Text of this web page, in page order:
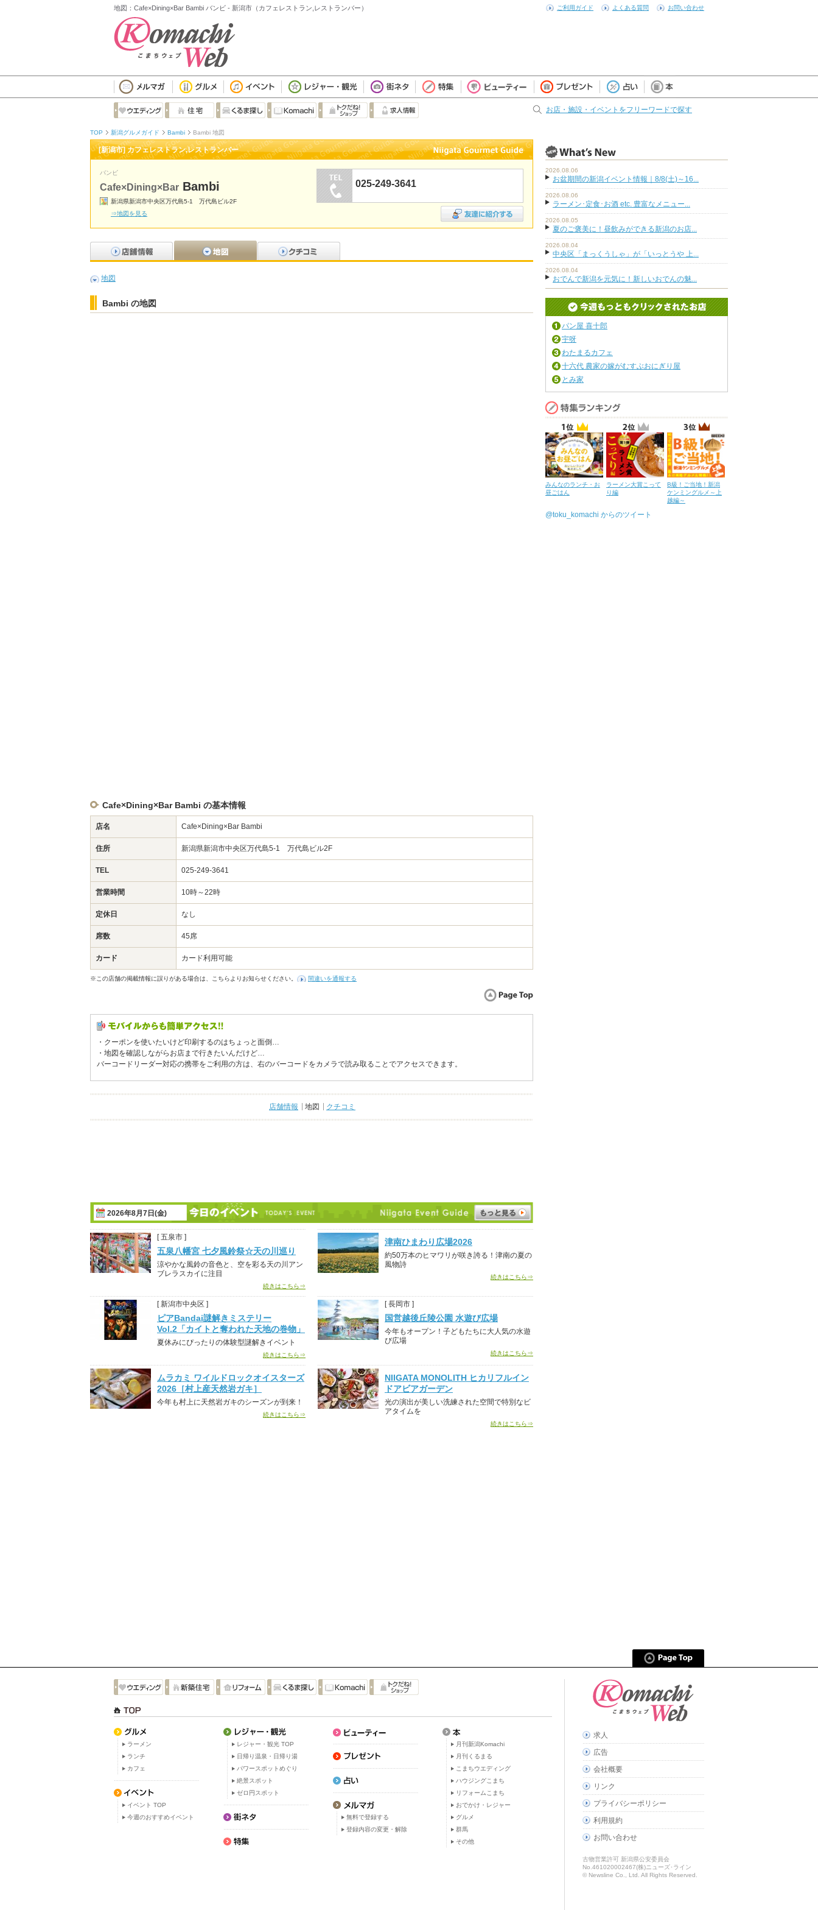
地図：Cafe×Dining×Bar Bambi バンビ - 新潟市（カフェレストラン,レストランバー） ご利用ガイド よくある質問 お問い合わせ
お店・施設・イベントをフリーワードで探す
TOP 新潟グルメガイド Bambi Bambi 地図
[新潟市] カフェレストラン,レストランバー
バンビ
Cafe×Dining×Bar Bambi
新潟県新潟市中央区万代島5-1 万代島ビル2F
⇒地図を見る
025-249-3641
地図
Bambi の地図
Cafe×Dining×Bar Bambi の基本情報
店名 Cafe×Dining×Bar Bambi
住所 新潟県新潟市中央区万代島5-1 万代島ビル2F
TEL 025-249-3641
営業時間 10時～22時
定休日 なし
席数 45席
カード カード利用可能
※この店舗の掲載情報に誤りがある場合は、こちらよりお知らせください。 間違いを通報する
・クーポンを使いたいけど印刷するのはちょっと面倒…
・地図を確認しながらお店まで行きたいんだけど…
バーコードリーダー対応の携帯をご利用の方は、右のバーコードをカメラで読み取ることでアクセスできます。
店舗情報 地図 クチコミ
2026年8月7日(金)
[ 五泉市 ]
五泉八幡宮 七夕風鈴祭☆天の川巡り
涼やかな風鈴の音色と、空を彩る天の川アン
ブレラスカイに注目
続きはこちら⇒
津南ひまわり広場2026
約50万本のヒマワリが咲き誇る！津南の夏の
風物詩
続きはこちら⇒
[ 新潟市中央区 ]
ピアBandai謎解きミステリー
Vol.2「カイトと奪われた天地の巻物」
夏休みにぴったりの体験型謎解きイベント
続きはこちら⇒
[ 長岡市 ]
国営越後丘陵公園 水遊び広場
今年もオープン！子どもたちに大人気の水遊
び広場
続きはこちら⇒
ムラカミ ワイルドロックオイスターズ
2026［村上産天然岩ガキ］
今年も村上に天然岩ガキのシーズンが到来！
続きはこちら⇒
NIIGATA MONOLITH ヒカリフルイン
ドアビアガーデン
光の演出が美しい洗練された空間で特別なビ
アタイムを
続きはこちら⇒
2026.08.06
お盆期間の新潟イベント情報｜8/8(土)～16...
2026.08.06
ラーメン･定食･お酒 etc. 豊富なメニュー...
2026.08.05
夏のご褒美に！昼飲みができる新潟のお店...
2026.08.04
中央区「まっくうしゃ」が「いっとうや 上...
2026.08.04
おでんで新潟を元気に！新しいおでんの魅...
パン屋 喜十郎
宇呀
わたまるカフェ
十六代 農家の嫁がむすぶおにぎり屋
とみ家
みんなのランチ・お
昼ごはん
ラーメン大賞こって
り編
B級！ご当地！新潟
ケンミングルメ～上
越編～
@toku_komachi からのツイート
ラーメン
ランチ
カフェ
イベント TOP
今週のおすすめイベント
レジャー・観光 TOP
日帰り温泉・日帰り湯
パワースポットめぐり
絶景スポット
ゼロ円スポット
無料で登録する
登録内容の変更・解除
月刊新潟Komachi
月刊くるまる
こまちウエディング
ハウジングこまち
リフォームこまち
おでかけ・レジャー
グルメ
群馬
その他
求人
広告
会社概要
リンク
プライバシーポリシー
利用規約
お問い合わせ
古物営業許可 新潟県公安委員会
No.461020002467(株)ニューズ･ライン
© Newsline Co., Ltd. All Rights Reserved.